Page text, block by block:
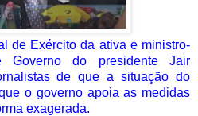
de Exército da ativa e ministro-
Governo do presidente Jair
de que a situação do
o governo apoia as medidas
exagerada.